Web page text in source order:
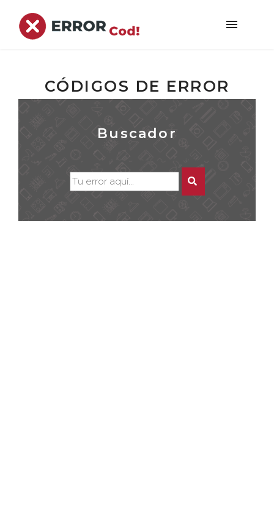
CÓDIGOS DE ERROR
Buscador